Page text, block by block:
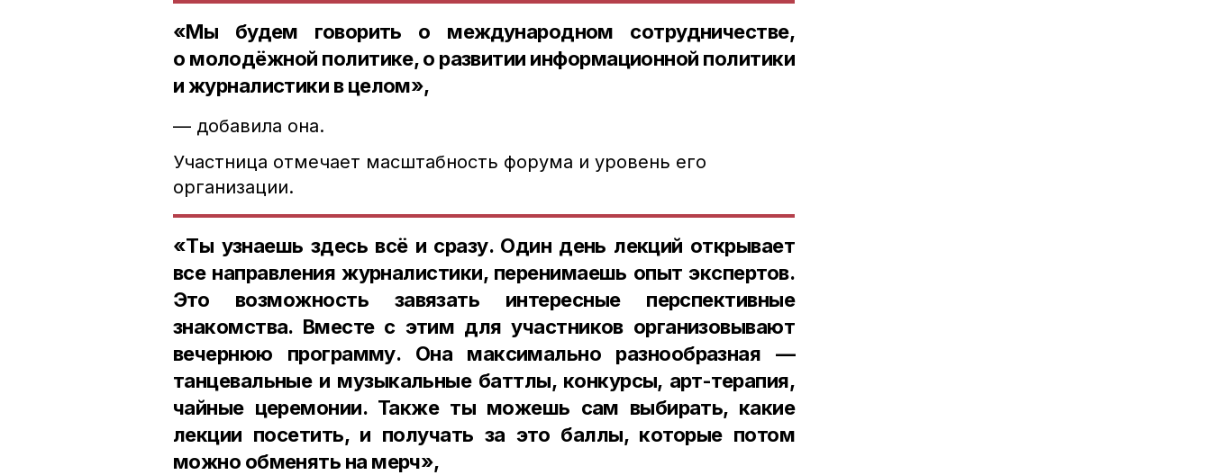
«Мы будем говорить о международном сотрудничестве,
о молодёжной политике, о развитии информационной политики
и журналистики в целом»,
— добавила она.
Участница отмечает масштабность форума и уровень его
организации.
«Ты узнаешь здесь всё и сразу. Один день лекций открывает
все направления журналистики, перенимаешь опыт экспертов.
Это возможность завязать интересные перспективные
знакомства. Вместе с этим для участников организовывают
вечернюю программу. Она максимально разнообразная —
танцевальные и музыкальные баттлы, конкурсы, арт-терапия,
чайные церемонии. Также ты можешь сам выбирать, какие
лекции посетить, и получать за это баллы, которые потом
можно обменять на мерч»,